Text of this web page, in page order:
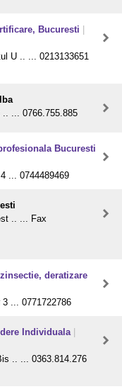
Bucuresti
U .. ... 0213133651
.. ... 0766.755.885
Bucuresti
... 0744489469
.. ... Fax
deratizare
... 0771722786
Individuala
.. ... 0363.814.276